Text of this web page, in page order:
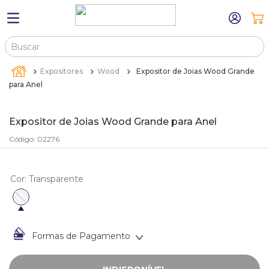
Buscar
Expositores Wood
Expositor de Joias Wood Grande
para Anel
Expositor de Joias Wood Grande para Anel
Código: 02276
Cor: Transparente
Formas de Pagamento
3º
sacola
4º
bandejas